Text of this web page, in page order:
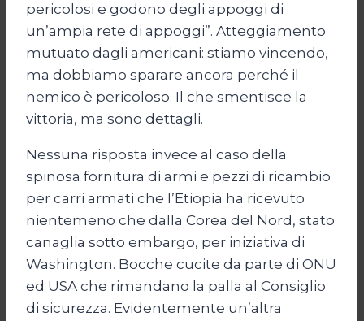
pericolosi e godono degli appoggi di
un’ampia rete di appoggi”. Atteggiamento
mutuato dagli americani: stiamo vincendo,
ma dobbiamo sparare ancora perché il
nemico è pericoloso. Il che smentisce la
vittoria, ma sono dettagli.
Nessuna risposta invece al caso della
spinosa fornitura di armi e pezzi di ricambio
per carri armati che l’Etiopia ha ricevuto
nientemeno che dalla Corea del Nord, stato
canaglia sotto embargo, per iniziativa di
Washington. Bocche cucite da parte di ONU
ed USA che rimandano la palla al Consiglio
di sicurezza. Evidentemente un’altra